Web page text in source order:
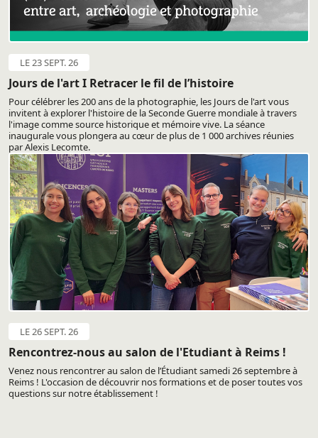
LE 23 SEPT. 26
Jours de l'art I Retracer le fil de l’histoire
Pour célébrer les 200 ans de la photographie, les Jours de l'art vous
invitent à explorer l'histoire de la Seconde Guerre mondiale à travers
l'image comme source historique et mémoire vive. La séance
inaugurale vous plongera au cœur de plus de 1 000 archives réunies
par Alexis Lecomte.
LE 26 SEPT. 26
Rencontrez-nous au salon de l'Etudiant à Reims !
Venez nous rencontrer au salon de l’Étudiant samedi 26 septembre à
Reims ! L'occasion de découvrir nos formations et de poser toutes vos
questions sur notre établissement !